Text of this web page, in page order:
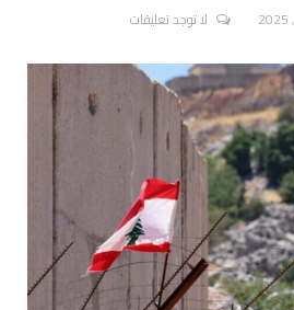
لا توجد تعليقات